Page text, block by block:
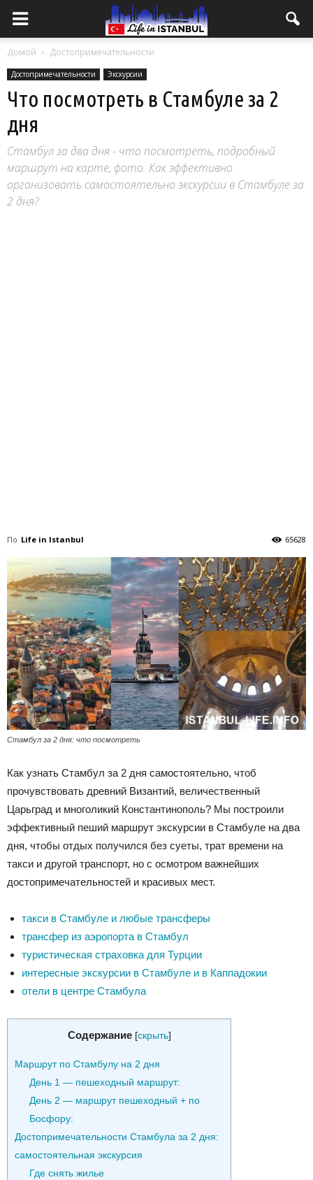
Домой Достопримечательности
Достопримечательности Экскурсии
Что посмотреть в Стамбуле за 2
дня
Стамбул за два дня - что посмотреть, подробный
маршрут на карте, фото. Как эффективно
организовать самостоятельно экскурсии в Стамбуле за
2 дня?
По Life in Istanbul 65628
Стамбул за 2 дня: что посмотреть
Как узнать Стамбул за 2 дня самостоятельно, чтоб
прочувствовать древний Византий, величественный
Царьград и многоликий Константинополь? Мы построили
эффективный пеший маршрут экскурсии в Стамбуле на два
дня, чтобы отдых получился без суеты, трат времени на
такси и другой транспорт, но с осмотром важнейших
достопримечательностей и красивых мест.
такси в Стамбуле и любые трансферы
трансфер из аэропорта в Стамбул
туристическая страховка для Турции
интересные экскурсии в Стамбуле и в Каппадокии
отели в центре Стамбула
Содержание [скрыть]
Маршрут по Стамбулу на 2 дня
День 1 — пешеходный маршрут:
День 2 — маршрут пешеходный + по
Босфору:
Достопримечательности Стамбула за 2 дня:
самостоятельная экскурсия
Где снять жилье